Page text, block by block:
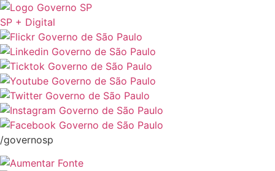
SP + Digital
/governosp